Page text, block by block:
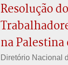
Resolução
na Palestina
Diretório Nacional